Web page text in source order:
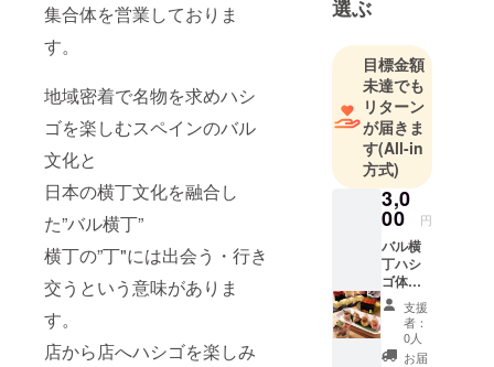
集合体を営業しておりま
す。
地域密着で名物を求めハシ
ゴを楽しむスペインのバル
文化と
日本の横丁文化を融合し
た”バル横丁”
横丁の”丁"には出会う・行き
交うという意味がありま
す。
店から店へハシゴを楽しみ
将のお好み
焼き屋 / マイ
クロブルワ
リー併設の
大規模レス
トラン / 沖縄
リゾートホ
テルのメイ
ンダイニン
グ・ルーム
サービス・
ブッフェレ
ストラン / ス
テーキレス
トラン / アメ
選ぶ
目標金額
未達でも
リターン
が届きま
す(All-in
方式)
3,0
00 円
バル横
丁ハシ
ゴ体
験！ ま
ずは横
丁を体
験して
支援
者：
0人
お届